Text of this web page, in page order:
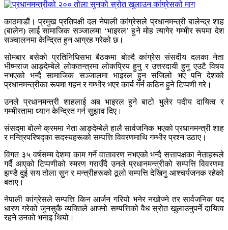
काठमाडौं। प्रमुख प्रतिपक्षी दल नेपाली कांग्रेसले प्रधानमन्त्री बालेन्द्र शाह
(बालेन) लाई सामाजिक सञ्जालमा ‘भाइरल’ हुने मोह त्यागेर गम्भीर रूपमा देश
सञ्चालनमा केन्द्रित हुन आग्रह गरेको छ।
सोमबार बसेको प्रतिनिधिसभा बैठकमा बोल्दै कांग्रेस संसदीय दलका नेता
भीष्मराज आङ्देम्बेले लोकतन्त्रमा लोकप्रिय हुनु र उत्तरदायी हुनु एउटै विषय
नभएको भन्दै सामाजिक सञ्जालमा भाइरल हुन सजिलो भए पनि देशको
प्रधानमन्त्रीका रूपमा गहन र गम्भीर भएर कार्य गर्न कठिन हुने टिप्पणी गरे।
उनले प्रधानमन्त्री शाहलाई अब भाइरल हुने बाटो भुलेर पदीय दायित्व र
गम्भीरतामा ध्यान केन्द्रित गर्न सुझाव दिए।
संसद्‌मा बोल्ने क्रममा नेता आङ्देम्बेले हालै सार्वजनिक भएको प्रधानमन्त्री शाह
र मन्त्रिपरिषद्का सदस्यहरूको सम्पत्ति विवरणमाथि गम्भीर प्रश्न उठाए।
विगत ३५ वर्षसम्म देशमा काम गर्ने वातावरण नभएको भन्दै सत्तापक्षका नेताहरूले
गर्दै आएको टिप्पणीको स्मरण गराउँदै उनले प्रधानमन्त्रीको सम्पत्ति विवरणमा
झण्डै दुई सय तोला सुन र मन्त्रीहरूको ठूलो सम्पत्ति देखिनु आश्चर्यजनक रहेको
बताए।
नेपाली कांग्रेसले सम्पत्ति किन आर्जन गरियो भनेर नखोज्ने तर सार्वजनिक पद
धारण गरेको जुनसुकै व्यक्तिले आफ्नो सम्पत्तिको वैध स्रोत खुलाउनुपर्ने दायित्व
रहने उनको भनाइ थियो।